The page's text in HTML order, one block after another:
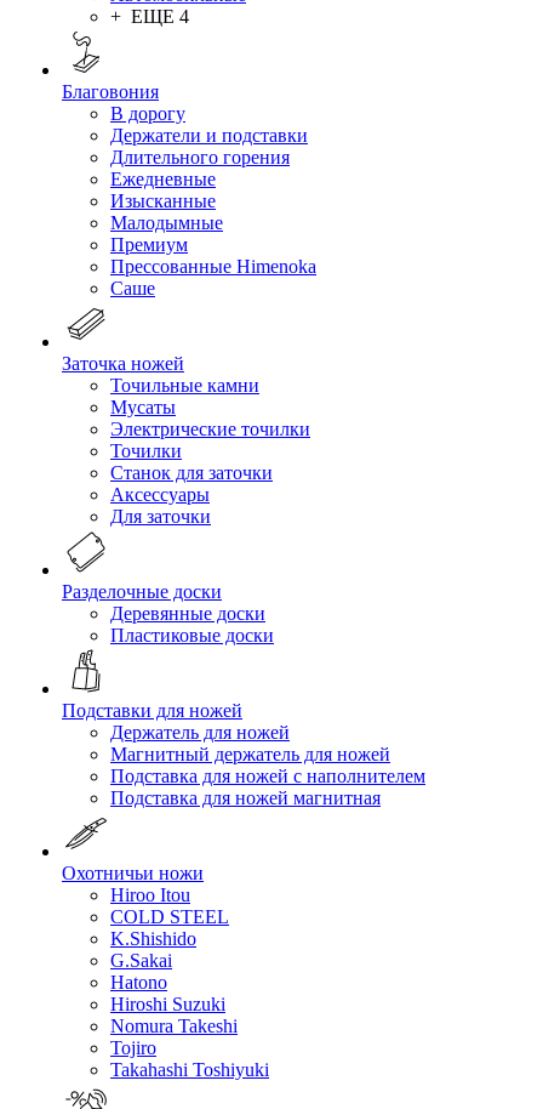
+ ЕЩЕ 4
Благовония
В дорогу
Держатели и подставки
Длительного горения
Ежедневные
Изысканные
Малодымные
Премиум
Прессованные Himenoka
Саше
Заточка ножей
Точильные камни
Мусаты
Электрические точилки
Точилки
Станок для заточки
Аксессуары
Для заточки
Разделочные доски
Деревянные доски
Пластиковые доски
Подставки для ножей
Держатель для ножей
Магнитный держатель для ножей
Подставка для ножей с наполнителем
Подставка для ножей магнитная
Охотничьи ножи
Hiroo Itou
COLD STEEL
K.Shishido
G.Sakai
Hatono
Hiroshi Suzuki
Nomura Takeshi
Tojiro
Takahashi Toshiyuki